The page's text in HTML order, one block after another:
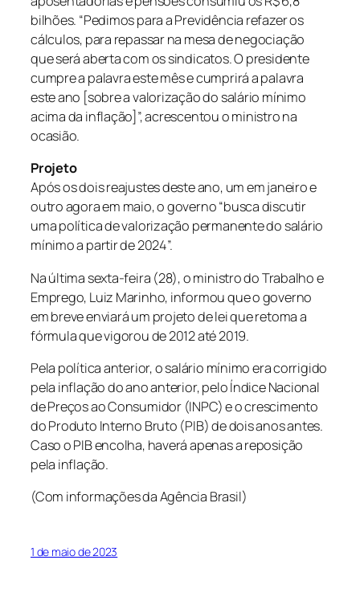
bilhões. “Pedimos para a Previdência refazer os
cálculos, para repassar na mesa de negociação
que será aberta com os sindicatos. O presidente
cumpre a palavra este mês e cumprirá a palavra
este ano [sobre a valorização do salário mínimo
acima da inflação]”, acrescentou o ministro na
ocasião.
Projeto
Após os dois reajustes deste ano, um em janeiro e
outro agora em maio, o governo “busca discutir
uma política de valorização permanente do salário
mínimo a partir de 2024”.
Na última sexta-feira (28), o ministro do Trabalho e
Emprego, Luiz Marinho, informou que o governo
em breve enviará um projeto de lei que retoma a
fórmula que vigorou de 2012 até 2019.
Pela política anterior, o salário mínimo era corrigido
pela inflação do ano anterior, pelo Índice Nacional
de Preços ao Consumidor (INPC) e o crescimento
do Produto Interno Bruto (PIB) de dois anos antes.
Caso o PIB encolha, haverá apenas a reposição
pela inflação.
(Com informações da Agência Brasil)
1 de maio de 2023